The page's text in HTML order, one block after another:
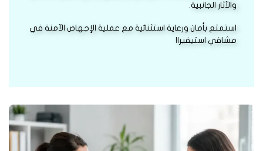
والآثار الجانبية.
استمتع بأمان ورعاية استثنائية مع عملية الإجهاض الآمنة في
مشافي استيفيرا!